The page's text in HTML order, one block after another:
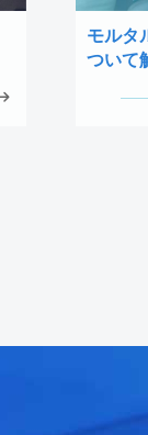
モルタ
ついて